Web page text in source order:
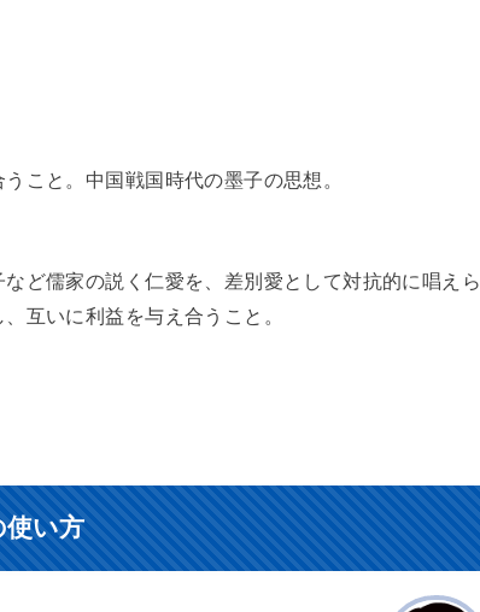
こと。中国戦国時代の墨子の思想。
ど儒家の説く仁愛を、差別愛として対抗的に唱えら
互いに利益を与え合うこと。
使い方